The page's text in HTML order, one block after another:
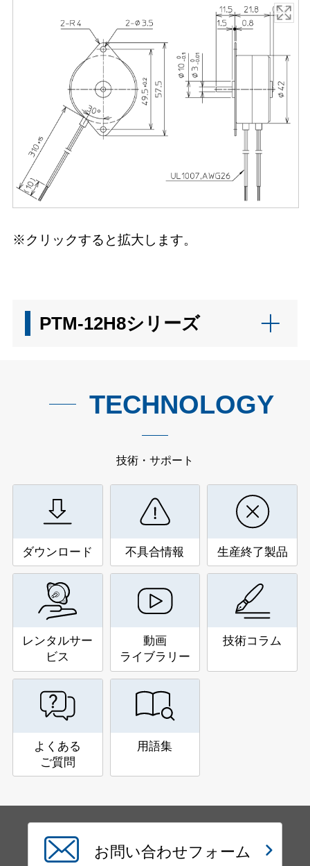
※クリックすると拡大します。
PTM-12H8シリーズ
TECHNOLOGY
技術・サポート
ダウンロード 不具合情報 生産終了製品
レンタルサー
ビス
動画
ライブラリー
技術コラム
よくある
ご質問
用語集
お問い合わせフォーム